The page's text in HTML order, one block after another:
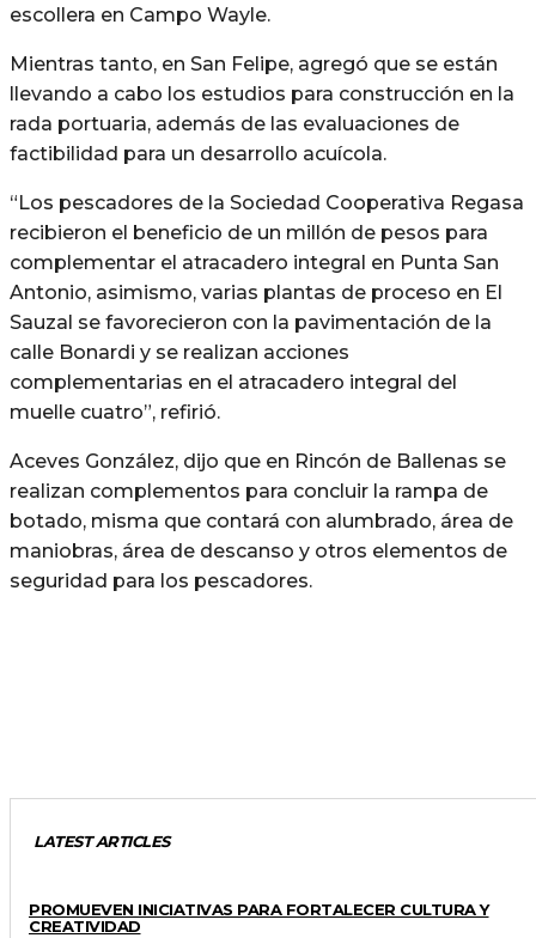
escollera en Campo Wayle.
Mientras tanto, en San Felipe, agregó que se están
llevando a cabo los estudios para construcción en la
rada portuaria, además de las evaluaciones de
factibilidad para un desarrollo acuícola.
“Los pescadores de la Sociedad Cooperativa Regasa
recibieron el beneficio de un millón de pesos para
complementar el atracadero integral en Punta San
Antonio, asimismo, varias plantas de proceso en El
Sauzal se favorecieron con la pavimentación de la
calle Bonardi y se realizan acciones
complementarias en el atracadero integral del
muelle cuatro”, refirió.
Aceves González, dijo que en Rincón de Ballenas se
realizan complementos para concluir la rampa de
botado, misma que contará con alumbrado, área de
maniobras, área de descanso y otros elementos de
seguridad para los pescadores.
LATEST ARTICLES
PROMUEVEN INICIATIVAS PARA FORTALECER CULTURA Y
CREATIVIDAD